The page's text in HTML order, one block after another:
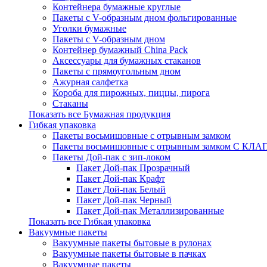
Контейнера бумажные круглые
Пакеты с V-образным дном фольгированные
Уголки бумажные
Пакеты с V-образным дном
Контейнер бумажный China Pack
Аксессуары для бумажных стаканов
Пакеты с прямоугольным дном
Ажурная салфетка
Короба для пирожных, пиццы, пирога
Стаканы
Показать все Бумажная продукция
Гибкая упаковка
Пакеты восьмишовные с отрывным замком
Пакеты восьмишовные с отрывным замком С
Пакеты Дой-пак с зип-локом
Пакет Дой-пак Прозрачный
Пакет Дой-пак Крафт
Пакет Дой-пак Белый
Пакет Дой-пак Черный
Пакет Дой-пак Металлизированные
Показать все Гибкая упаковка
Вакуумные пакеты
Вакуумные пакеты бытовые в рулонах
Вакуумные пакеты бытовые в пачках
Вакуумные пакеты